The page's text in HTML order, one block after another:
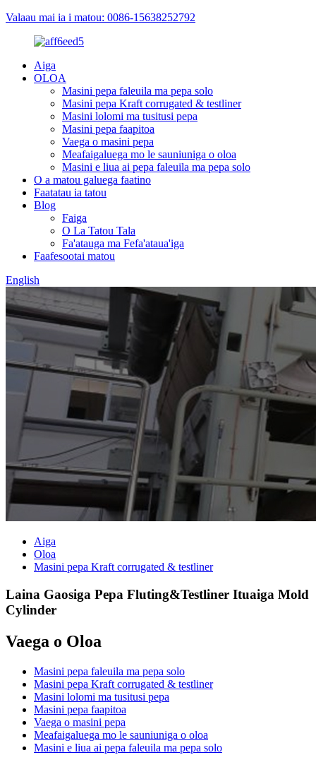
Valaau mai ia i matou: 0086-15638252792
Aiga
OLOA
Masini pepa faleuila ma pepa solo
Masini pepa Kraft corrugated & testliner
Masini lolomi ma tusitusi pepa
Masini pepa faapitoa
Vaega o masini pepa
Meafaigaluega mo le sauniuniga o oloa
Masini e liua ai pepa faleuila ma pepa solo
O a matou galuega faatino
Faatatau ia tatou
Blog
Faiga
O La Tatou Tala
Fa'atauga ma Fefa'ataua'iga
Faafesootai matou
English
Aiga
Oloa
Masini pepa Kraft corrugated & testliner
Laina Gaosiga Pepa Fluting&Testliner Ituaiga Mold
Cylinder
Vaega o Oloa
Masini pepa faleuila ma pepa solo
Masini pepa Kraft corrugated & testliner
Masini lolomi ma tusitusi pepa
Masini pepa faapitoa
Vaega o masini pepa
Meafaigaluega mo le sauniuniga o oloa
Masini e liua ai pepa faleuila ma pepa solo